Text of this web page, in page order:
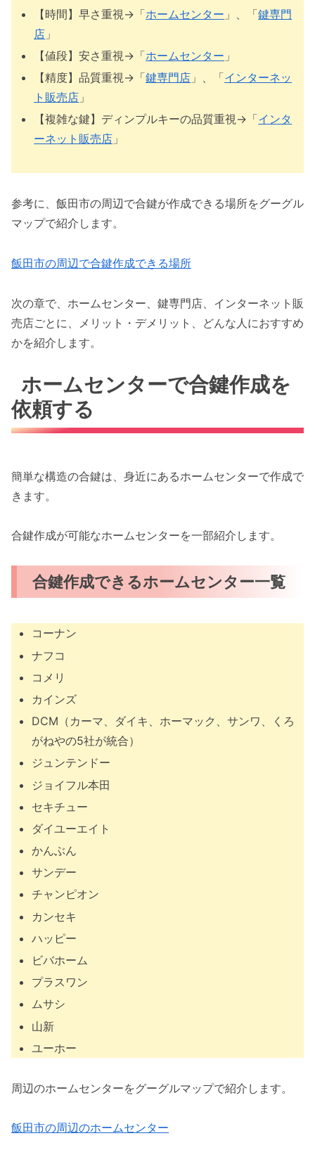
【時間】早さ重視→「ホームセンター 」、「鍵専門
店 」
【値段】安さ重視→「ホームセンター 」
【精度】品質重視→「鍵専門店 」、「インターネッ
ト販売店 」
【複雑な鍵】ディンプルキーの品質重視→「インタ
ーネット販売店 」
参考に、飯田市の周辺で合鍵が作成できる場所をグーグル
マップで紹介します。
飯田市の周辺で合鍵作成できる場所
次の章で、ホームセンター、鍵専門店、インターネット販
売店ごとに、メリット・デメリット、どんな人におすすめ
かを紹介します。
ホームセンターで合鍵作成を
依頼する
簡単な構造の合鍵は、身近にあるホームセンターで作成で
きます。
合鍵作成が可能なホームセンターを一部紹介します。
合鍵作成できるホームセンター一覧
コーナン
ナフコ
コメリ
カインズ
DCM（カーマ、ダイキ、ホーマック、サンワ、くろ
がねやの5社が統合）
ジュンテンドー
ジョイフル本田
セキチュー
ダイユーエイト
かんぶん
サンデー
チャンピオン
カンセキ
ハッピー
ビバホーム
プラスワン
ムサシ
山新
ユーホー
周辺のホームセンターをグーグルマップで紹介します。
飯田市の周辺のホームセンター